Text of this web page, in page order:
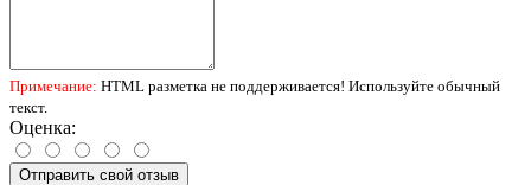
Примечание: HTML разметка не поддерживается! Используйте обычный
текст.
Оценка:
Отправить свой отзыв